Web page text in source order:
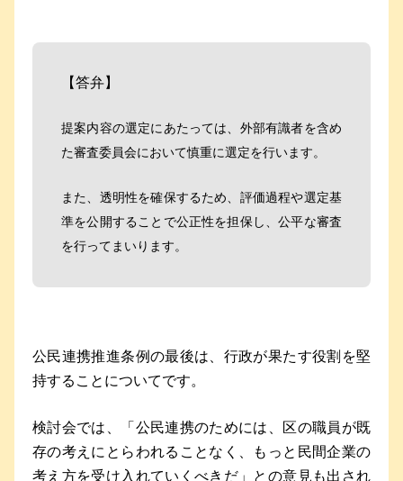
【答弁】
提案内容の選定にあたっては、外部有識者を含め
た審査委員会において慎重に選定を行います。
また、透明性を確保するため、評価過程や選定基
準を公開することで公正性を担保し、公平な審査
を行ってまいります。
公民連携推進条例の最後は、行政が果たす役割を堅
持することについてです。
検討会では、「公民連携のためには、区の職員が既
存の考えにとらわれることなく、もっと民間企業の
考え方を受け入れていくべきだ」との意見も出され